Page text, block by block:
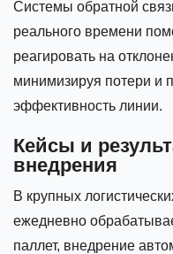
Системы обратной
реального времени
реагировать на
минимизируя потери
эффективность линии.
Кейсы и
внедрения
В крупных
ежедневно
паллет, внедрение